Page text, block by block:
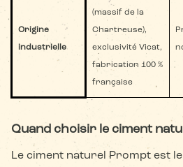
Origine
industrielle
(massif de la
Chartreuse),
exclusivité Vicat,
fabrication 100 %
française
Quand choisir le ciment
Le ciment naturel Prompt est